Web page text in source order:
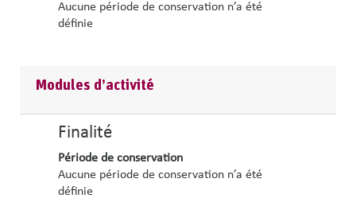
Aucune période de conservation n’a été
définie
Modules d’activité
Finalité
Période de conservation
Aucune période de conservation n’a été
définie